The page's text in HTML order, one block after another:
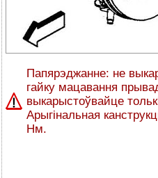
Папярэджанне: не
гайку мацавання
выкарыстоўвайце
Арыгінальная
Нм.